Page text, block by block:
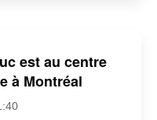
est au centre
à Montréal